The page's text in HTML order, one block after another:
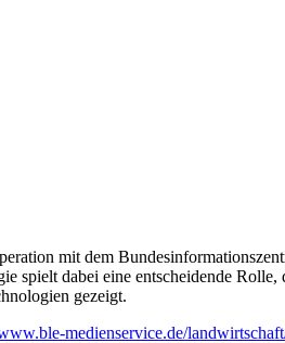
mit dem
spielt dabei eine entscheidende Rolle,
gezeigt.
medienservice.de/